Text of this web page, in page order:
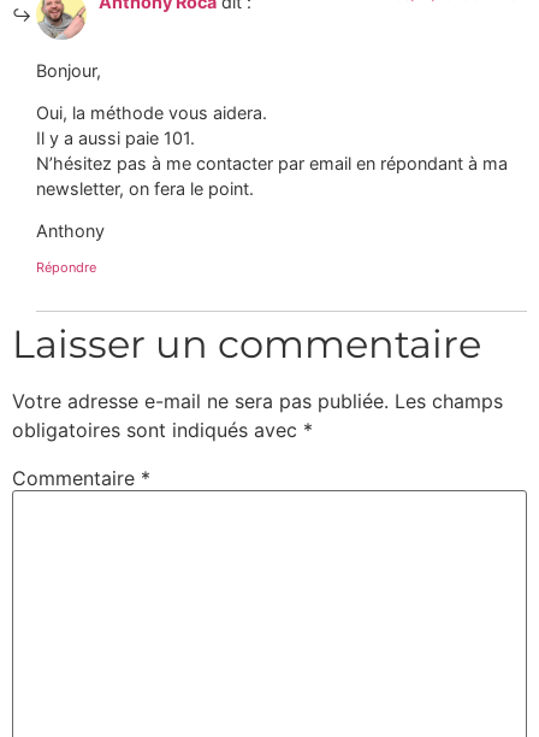
Bonjour,
Oui, la méthode vous aidera.
Il y a aussi paie 101.
N’hésitez pas à me contacter par email en répondant à ma
newsletter, on fera le point.
Anthony
Répondre
Laisser un commentaire
Votre adresse e-mail ne sera pas publiée. Les champs
obligatoires sont indiqués avec *
Commentaire *